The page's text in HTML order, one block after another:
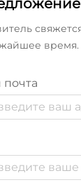
время.
почта